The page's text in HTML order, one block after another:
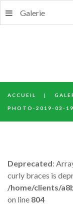
Galerie
ACCUEIL |
PHOTO-2019-03-
Deprecated:
curly braces is
/home/clients/
on line 804